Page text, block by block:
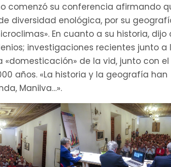
comenzó su conferencia afirmando
diversidad enológica, por su
En cuanto a su historia, dijo
investigaciones recientes junto a
de la vid, junto con el
años. «La historia y la geografía han
Manilva…».